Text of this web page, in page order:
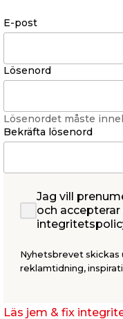
E-post
Lösenord
Lösenordet måste
Bekräfta lösenord
Jag vill
och
Nyhetsbrevet skickas
reklamtidning,
Läs jem & fix